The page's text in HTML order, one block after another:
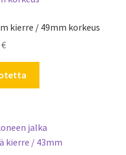
kierre / 49mm korkeus
€